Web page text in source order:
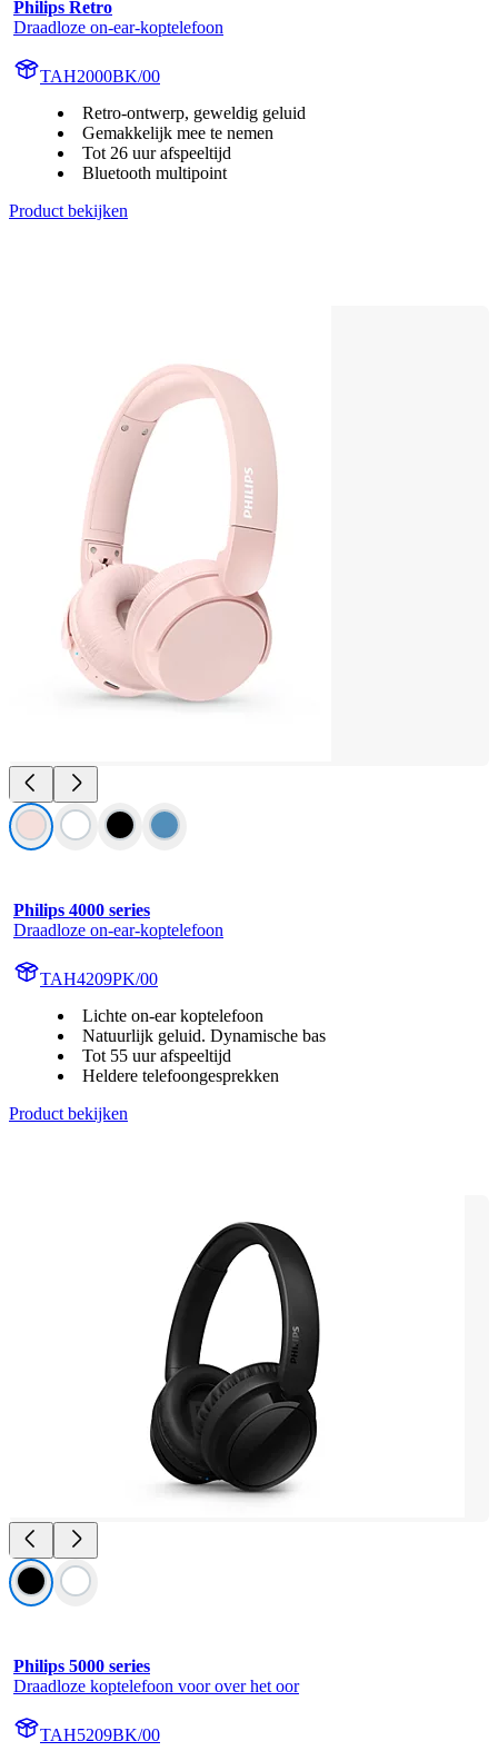
Philips Retro
Draadloze on-ear-koptelefoon
TAH2000BK/00
Retro-ontwerp, geweldig geluid
Gemakkelijk mee te nemen
Tot 26 uur afspeeltijd
Bluetooth multipoint
Product bekijken
Philips 4000 series
Draadloze on-ear-koptelefoon
TAH4209PK/00
Lichte on-ear koptelefoon
Natuurlijk geluid. Dynamische bas
Tot 55 uur afspeeltijd
Heldere telefoongesprekken
Product bekijken
Philips 5000 series
Draadloze koptelefoon voor over het oor
TAH5209BK/00